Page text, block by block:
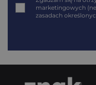
marketingowych
zasadach